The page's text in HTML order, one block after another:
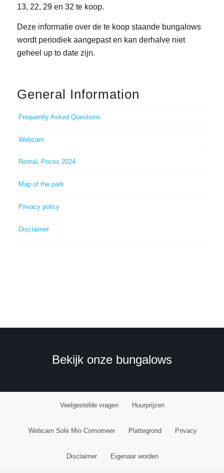
13, 22, 29 en 32 te koop.
Deze informatie over de te koop staande bungalows
wordt periodiek aangepast en kan derhalve niet
geheel up to date zijn.
General Information
Frequently Asked Questions
Webcam
Rental; Prices 2024
Map of the park
Privacy policy
Disclaimer
Bekijk onze bungalows
Veelgestelde vragen Huurprijzen
Webcam Sole Mio Comomeer Plattegrond Privacy
Disclaimer Eigenaar worden
General Information